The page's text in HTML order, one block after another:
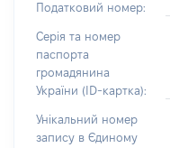
Податковий номер:
Серія та номер
паспорта
громадянина
України (ID-картка):
Унікальний номер
запису в Єдиному